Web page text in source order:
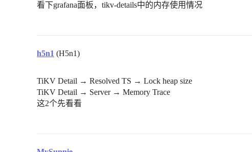
看下grafana面板，tikv-details中的内存使用情况
h5n1 (H5n1)
TiKV Detail → Resolved TS → Lock heap size
TiKV Detail → Server → Memory Trace
这2个先看看